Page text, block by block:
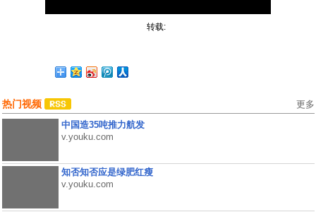
转载:
热门视频 更多
中国造35吨推力航发
v.youku.com
知否知否应是绿肥红瘦
v.youku.com